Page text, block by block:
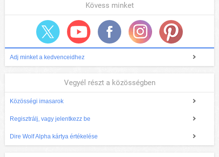
Kövess minket
Adj minket a kedvenceidhez
Vegyél részt a közösségben
Közösségi imasarok
Regisztrálj, vagy jelentkezz be
Dire Wolf Alpha kártya értékelése